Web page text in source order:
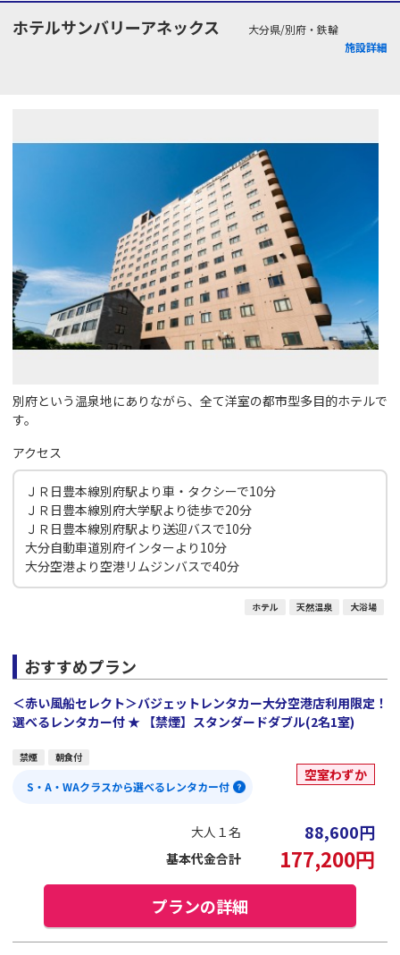
ホテルサンバリーアネックス
大分県/別府・鉄輪
施設詳細
別府という温泉地にありながら、全て洋室の都市型多目的ホテルで
す。
アクセス
ＪＲ日豊本線別府駅より車・タクシーで10分
ＪＲ日豊本線別府大学駅より徒歩で20分
ＪＲ日豊本線別府駅より送迎バスで10分
大分自動車道別府インターより10分
大分空港より空港リムジンバスで40分
ホテル 天然温泉 大浴場
おすすめプラン
＜赤い風船セレクト＞バジェットレンタカー大分空港店利用限定！
選べるレンタカー付 ★ 【禁煙】スタンダードダブル(2名1室)
禁煙 朝食付
S・A・WAクラスから選べるレンタカー付
空室わずか
大人１名 88,600円
基本代金合計 177,200円
プランの詳細